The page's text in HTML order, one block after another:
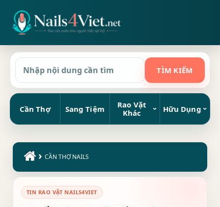
Cần Thợ Sang Tiệm
Rao Vặt
Khác
Hữu Dụng
› CẦN THỢ NAILS
TIN RAO VẶT NAILS4VIET